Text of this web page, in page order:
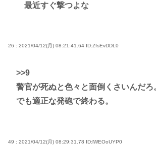
最近すぐ撃つよな
26 : 2021/04/12(月) 08:21:41.64 ID:ZfsEvDDL0
>>9
警官が死ぬと色々と面倒くさいんだ
でも適正な発砲で終わる。
49 : 2021/04/12(月) 08:29:31.78 ID:lWEOoUYP0